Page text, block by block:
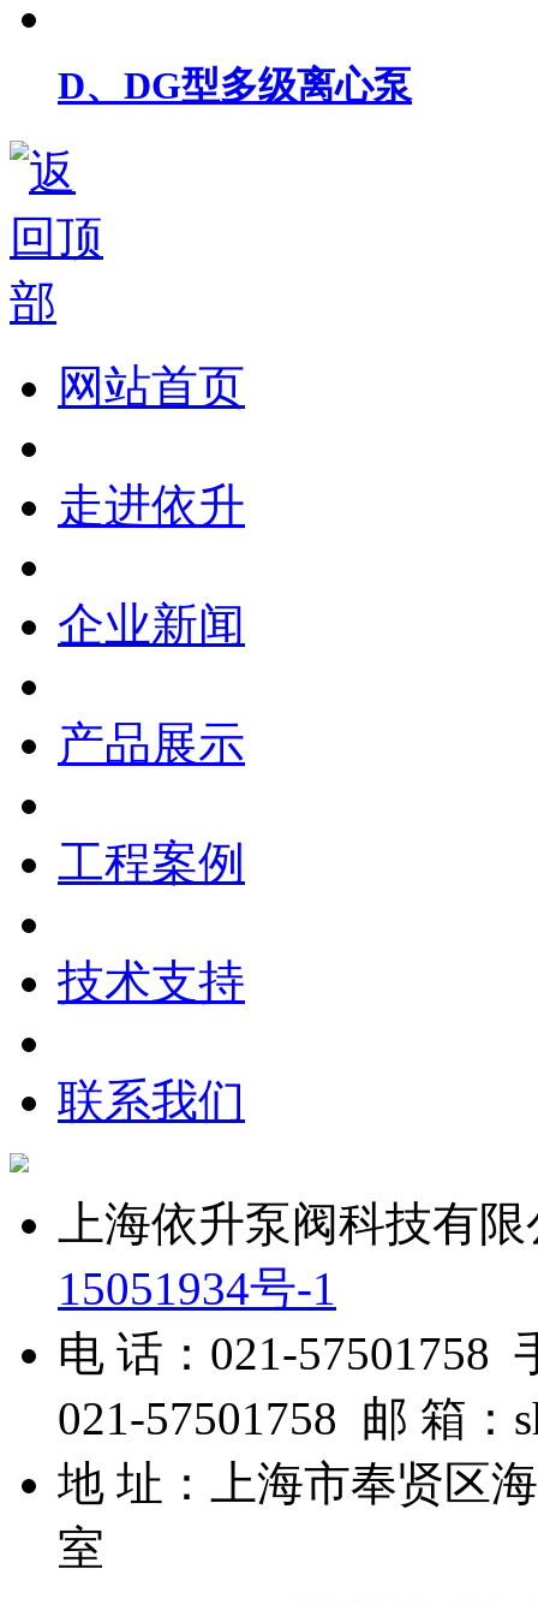
D、DG型多级离心泵
网站首页
走进依升
企业新闻
产品展示
工程案例
技术支持
联系我们
上海依升泵阀科技有
15051934号-1
电 话：021-57501758
021-57501758 邮 箱：
地 址：上海市奉贤区
室